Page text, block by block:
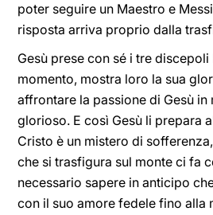
poter seguire un Maestro e
risposta arriva proprio dalla
Gesù prese con sé i tre
momento, mostra loro la sua
affrontare la passione di Gesù
glorioso. E così Gesù li prepara
Cristo è un mistero di
che si trasfigura sul monte ci fa
necessario sapere in anticipo
con il suo amore fedele fino alla